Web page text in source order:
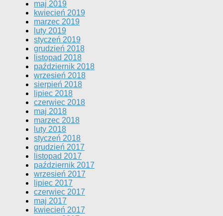
maj 2019
kwiecień 2019
marzec 2019
luty 2019
styczeń 2019
grudzień 2018
listopad 2018
październik 2018
wrzesień 2018
sierpień 2018
lipiec 2018
czerwiec 2018
maj 2018
marzec 2018
luty 2018
styczeń 2018
grudzień 2017
listopad 2017
październik 2017
wrzesień 2017
lipiec 2017
czerwiec 2017
maj 2017
kwiecień 2017